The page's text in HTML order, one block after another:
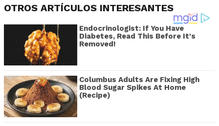
OTROS ARTÍCULOS INTERESANTES
Endocrinologist: If You Have
Diabetes, Read This Before It's
Removed!
Columbus Adults Are Fixing High
Blood Sugar Spikes At Home
(Recipe)